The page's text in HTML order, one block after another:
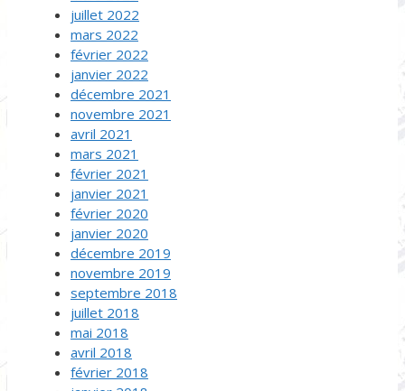
juillet 2022
mars 2022
février 2022
janvier 2022
décembre 2021
novembre 2021
avril 2021
mars 2021
février 2021
janvier 2021
février 2020
janvier 2020
décembre 2019
novembre 2019
septembre 2018
juillet 2018
mai 2018
avril 2018
février 2018